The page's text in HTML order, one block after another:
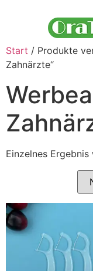
Start / Produkte
Zahnärzte“
Einzelnes